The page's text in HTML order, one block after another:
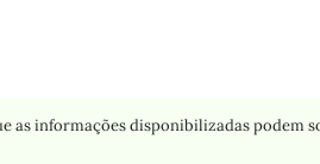
informações disponibilizadas podem